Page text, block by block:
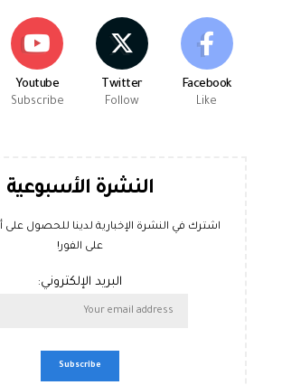
Facebook
Like
Twitter
Follow
Youtube
Subscribe
النشرة الأسبوعية
اشترك في النشرة الإخبارية لدينا للحصول على
على الفور!
البريد الإلكتروني: